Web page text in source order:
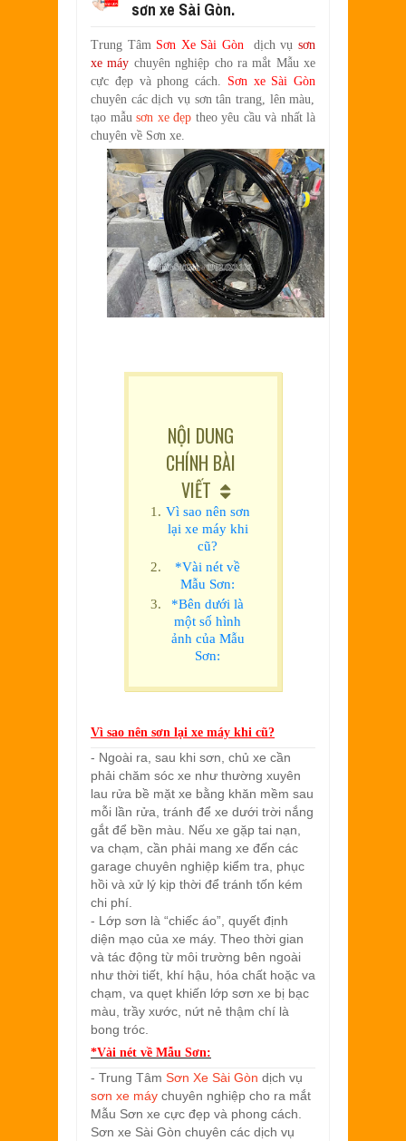
SƠN XE EXCITER 2010 MÀU ĐỎ CAM
SƠN TEM ĐẤU XE NOUVO LX MÀU
Jul 31, 2022
SƠN XE ATTILA ELIZABETH PHỐI
Jun 2022
May 31, 2022
SƠN ĐỔI MÀU GÓC NHÌN HONDA PS
Mar 31, 2022
SƠN PHỐI MÀU XE ATTILA
Mar 17, 2022
sơn xe Sài Gòn.
Trung Tâm Sơn Xe Sài Gòndịch vụsơn
xe máy chuyên nghiệp cho ra mắt Mẫu xe
cực đẹp và phong cách. Sơn xe Sài Gòn
chuyên các dịch vụ sơn tân trang, lên màu,
tạo mẫu sơn xe đẹp theo yêu cầu và nhất là
chuyên về Sơn xe.
NỘI DUNG
CHÍNH BÀI
VIẾT
Vì sao nên sơn
lại xe máy khi
cũ?
*Vài nét về
Mẫu Sơn:
*Bên dưới là
một số hình
ảnh của Mẫu
Sơn:
Vì sao nên sơn lại xe máy khi cũ?
- Ngoài ra, sau khi sơn, chủ xe cần
phải chăm sóc xe như thường xuyên
lau rửa bề mặt xe bằng khăn mềm sau
mỗi lần rửa, tránh để xe dưới trời nắng
gắt để bền màu. Nếu xe gặp tai nạn,
va chạm, cần phải mang xe đến các
garage chuyên nghiệp kiểm tra, phục
hồi và xử lý kịp thời để tránh tốn kém
chi phí.
- Lớp sơn là “chiếc áo”, quyết định
diện mạo của xe máy. Theo thời gian
và tác động từ môi trường bên ngoài
như thời tiết, khí hậu, hóa chất hoặc va
chạm, va quẹt khiến lớp sơn xe bị bạc
màu, trầy xước, nứt nẻ thậm chí là
bong tróc.
*Vài nét về Mẫu Sơn:
- Trung Tâm Sơn Xe Sài Gòn dịch vụ
sơn xe máy chuyên nghiệp cho ra mắt
Mẫu Sơn xe cực đẹp và phong cách.
Sơn xe Sài Gòn chuyên các dịch vụ